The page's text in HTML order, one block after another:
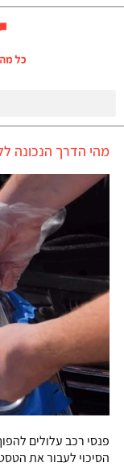
מהי הדרך הנכונה
פנסי רכב עלולים
הסיכוי לעבור את